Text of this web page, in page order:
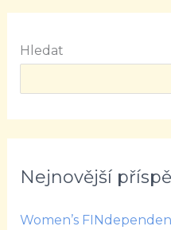
Hledat
Nejnovější
Women’s